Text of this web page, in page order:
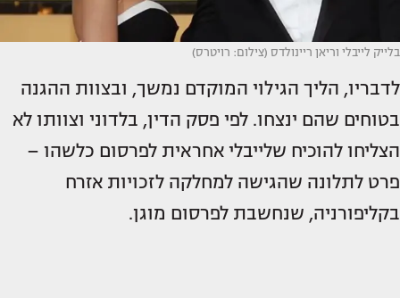
בלייק לייבלי וריאן ריינולדס (צילום: רויטרס)
לדבריו, הליך הגילוי המוקדם נמשך, ובצוות ההגנה
בטוחים שהם ינצחו. לפי פסק הדין, בלדוני וצוותו לא
הצליחו להוכיח שלייבלי אחראית לפרסום כלשהו –
פרט לתלונה שהגישה למחלקה לזכויות אזרח
בקליפורניה, שנחשבת לפרסום מוגן.